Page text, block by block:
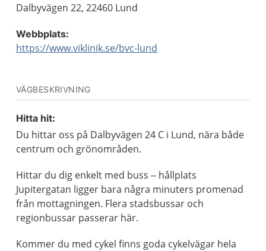
Dalbyvägen 22, 22460 Lund
Webbplats:
https://www.viklinik.se/bvc-lund
VÄGBESKRIVNING
Hitta hit:
Du hittar oss på Dalbyvägen 24 C i Lund, nära både
centrum och grönområden.
Hittar du dig enkelt med buss – hållplats
Jupitergatan ligger bara några minuters promenad
från mottagningen. Flera stadsbussar och
regionbussar passerar här.
Kommer du med cykel finns goda cykelvägar hela